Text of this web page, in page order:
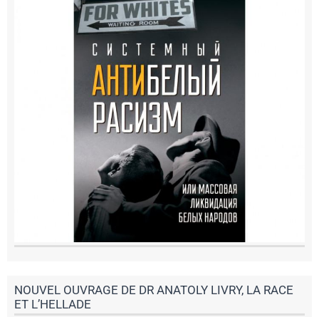
NOUVEL OUVRAGE DE DR ANATOLY LIVRY, LA RACE
ET L’HELLADE